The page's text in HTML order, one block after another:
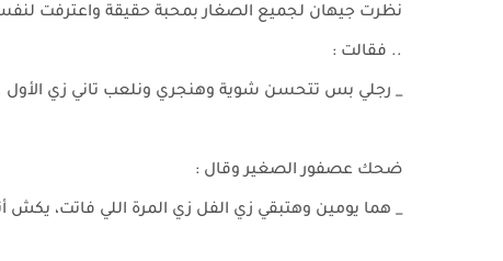
نظرت جيهان لجميع الصغار بمحبة حقيقة واعترفت
.. فقالت :
_ رجلي بس تتحسن شوية وهنجري ونلعب تاني زي الأول
ضحك عصفور الصغير وقال :
_ هما يومين وهتبقي زي الفل زي المرة اللي فاتت، يكش